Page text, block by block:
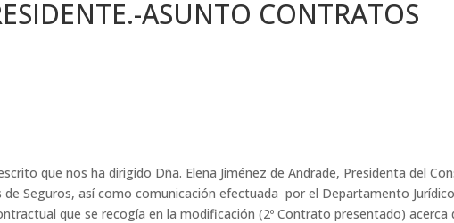
ASUNTO CONTRATOS
que nos ha dirigido Dña. Elena Jiménez de Andrade, Presidenta del
de Seguros, así como comunicación efectuada por el Departamento
que se recogía en la modificación (2º Contrato presentado) acerca